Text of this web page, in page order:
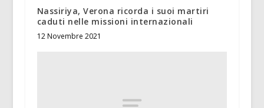
Nassiriya, Verona ricorda i suoi martiri
caduti nelle missioni internazionali
12 Novembre 2021